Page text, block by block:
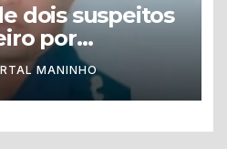
dois suspeitos
por
guarda
Tabatinga
MANINHO